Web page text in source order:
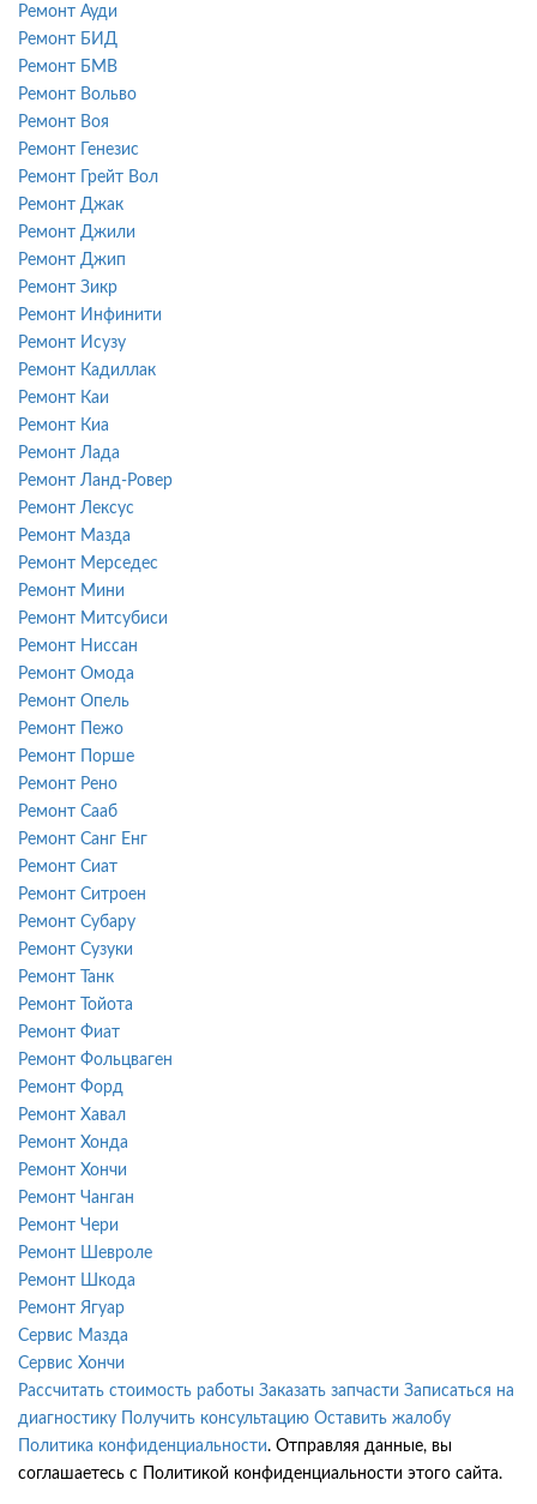
Ремонт Ауди
Ремонт БИД
Ремонт БМВ
Ремонт Вольво
Ремонт Воя
Ремонт Генезис
Ремонт Грейт Вол
Ремонт Джак
Ремонт Джили
Ремонт Джип
Ремонт Зикр
Ремонт Инфинити
Ремонт Исузу
Ремонт Кадиллак
Ремонт Каи
Ремонт Киа
Ремонт Лада
Ремонт Ланд-Ровер
Ремонт Лексус
Ремонт Мазда
Ремонт Мерседес
Ремонт Мини
Ремонт Митсубиси
Ремонт Ниссан
Ремонт Омода
Ремонт Опель
Ремонт Пежо
Ремонт Порше
Ремонт Рено
Ремонт Сааб
Ремонт Санг Енг
Ремонт Сиат
Ремонт Ситроен
Ремонт Субару
Ремонт Сузуки
Ремонт Танк
Ремонт Тойота
Ремонт Фиат
Ремонт Фольцваген
Ремонт Форд
Ремонт Хавал
Ремонт Хонда
Ремонт Хончи
Ремонт Чанган
Ремонт Чери
Ремонт Шевроле
Ремонт Шкода
Ремонт Ягуар
Сервис Мазда
Сервис Хончи
Рассчитать стоимость работы Заказать запчасти Записаться на
диагностику
Получить консультацию Оставить жалобу
Политика конфиденциальности. Отправляя данные, вы
соглашаетесь с Политикой конфиденциальности этого сайта.